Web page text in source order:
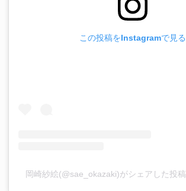
この投稿をInstagramで見る
岡崎紗絵(@sae_okazaki)がシェアした投稿